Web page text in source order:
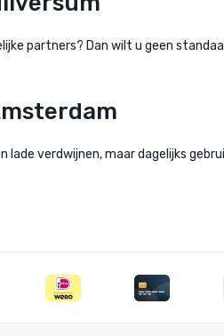
partners? Dan wilt u geen
verdwijnen, maar dagelijks